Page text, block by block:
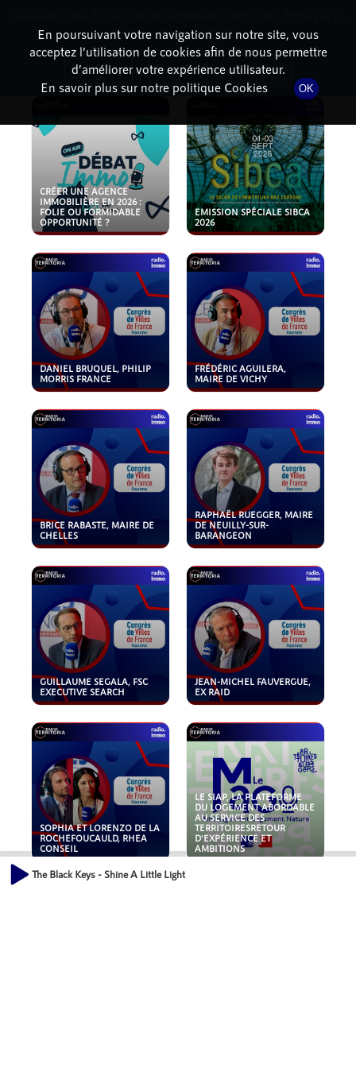
PODCASTS
CRÉER UNE AGENCE
IMMOBILIÈRE EN 2026 :
FOLIE OU FORMIDABLE
OPPORTUNITÉ ?
EMISSION SPÉCIALE SIBCA
2026
DANIEL BRUQUEL, PHILIP
MORRIS FRANCE
FRÉDÉRIC AGUILERA,
MAIRE DE VICHY
BRICE RABASTE, MAIRE DE
CHELLES
RAPHAËL RUEGGER, MAIRE
DE NEUILLY-SUR-
BARANGEON
GUILLAUME SEGALA, FSC
EXECUTIVE SEARCH
JEAN-MICHEL FAUVERGUE,
EX RAID
SOPHIA ET LORENZO DE LA
ROCHEFOUCAULD, RHEA
CONSEIL
LE SIAP, LA PLATEFORME
DU LOGEMENT ABORDABLE
AU SERVICE DES
TERRITOIRESRETOUR
D'EXPÉRIENCE ET
AMBITIONS
The Black Keys - Shine A Little Light
En poursuivant votre navigation sur notre site, vous
acceptez l’utilisation de cookies afin de nous permettre
d’améliorer votre expérience utilisateur.
En savoir plus sur notre politique Cookies
OK
dessous pour l'installer.
Non merci Télécharger l'application